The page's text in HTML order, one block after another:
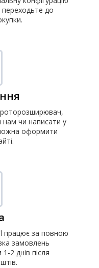
переходьте до
чи написати у
оформити
працює за повною
замовлень
2 днів після